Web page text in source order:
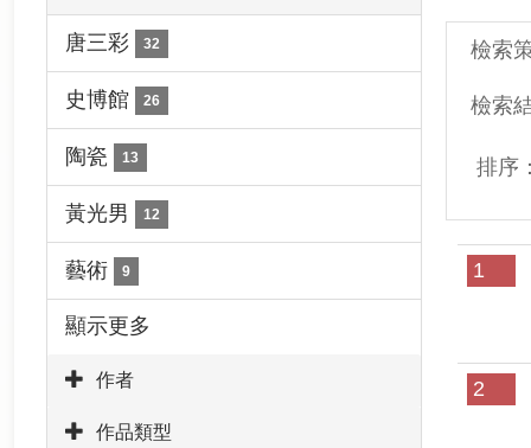
檢索
檢索
排序：
1
2
唐三彩 32
史博館 26
陶瓷 13
黃光男 12
藝術 9
顯示更多
作者
作品類型